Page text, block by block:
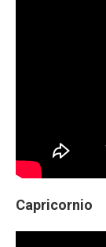
Capricornio